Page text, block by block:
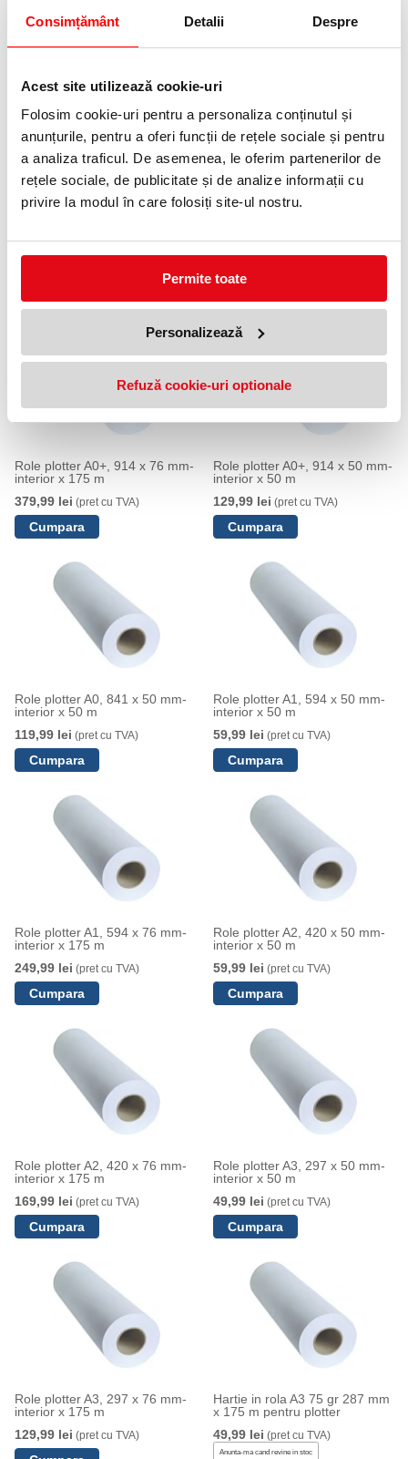
Consimțământ Detalii Despre
Acest site utilizează cookie-uri
Folosim cookie-uri pentru a personaliza conținutul și
anunțurile, pentru a oferi funcții de rețele sociale și pentru
a analiza traficul. De asemenea, le oferim partenerilor de
rețele sociale, de publicitate și de analize informații cu
privire la modul în care folosiți site-ul nostru.
Permite toate
Personalizează
Refuză cookie-uri optionale
Role plotter A0, 841 x 76 mm-
interior x 175 m
Anunta-ma cand revine in stoc
NOUTATI
Role plotter A0+, 914 x 76 mm-
interior x 175 m
379,99 lei (pret cu TVA)
Role plotter A0+, 914 x 50 mm-
interior x 50 m
129,99 lei (pret cu TVA)
Role plotter A0, 841 x 50 mm-
interior x 50 m
119,99 lei (pret cu TVA)
Role plotter A1, 594 x 50 mm-
interior x 50 m
59,99 lei (pret cu TVA)
Role plotter A1, 594 x 76 mm-
interior x 175 m
249,99 lei (pret cu TVA)
Role plotter A2, 420 x 50 mm-
interior x 50 m
59,99 lei (pret cu TVA)
Role plotter A2, 420 x 76 mm-
interior x 175 m
169,99 lei (pret cu TVA)
Role plotter A3, 297 x 50 mm-
interior x 50 m
49,99 lei (pret cu TVA)
Role plotter A3, 297 x 76 mm-
interior x 175 m
129,99 lei (pret cu TVA)
Hartie in rola A3 75 gr 287 mm
x 175 m pentru plotter
49,99 lei (pret cu TVA)
Anunta-ma cand revine in stoc